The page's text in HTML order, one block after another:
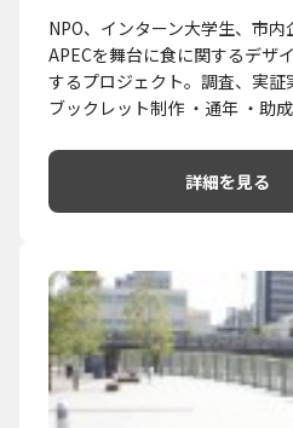
NPO、インターン大学生、市内
APECを舞台に食に関するデザ
するプロジェクト。調査、実証
ブックレット制作 ・通年 ・助
詳細を見る